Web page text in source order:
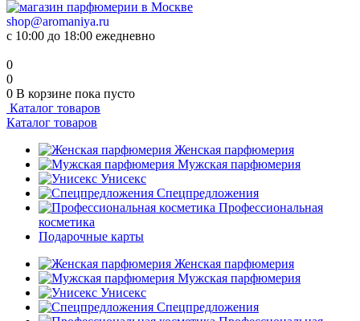
shop@aromaniya.ru
с 10:00 до 18:00 ежедневно
0
0
0 В корзине пока пусто
Каталог товаров
Каталог товаров
Женская парфюмерия
Мужская парфюмерия
Унисекс
Спецпредложения
Профессиональная
косметика
Подарочные карты
Женская парфюмерия
Мужская парфюмерия
Унисекс
Спецпредложения